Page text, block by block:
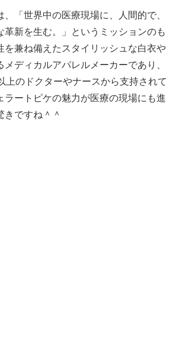
「世界中の医療現場に、人間的で、
革新を生む。」というミッションのも
を兼ね備えたスタイリッシュな白衣や
メディカルアパレルメーカーであり、
上のドクターやナースから支持されて
ラートピケの魅力が医療の現場にも進
きですね＾＾